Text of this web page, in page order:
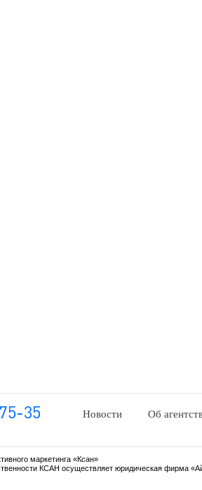
Новости Об
маркетинга «Ксан»
КСАН осуществляет юридическая фирма